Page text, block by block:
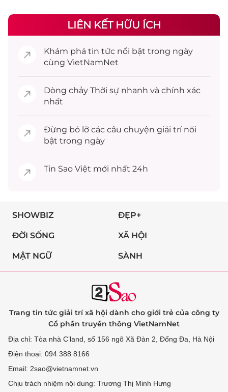
LIÊN KẾT HỮU ÍCH
Khám phá tin tức nổi bật trong ngày
cùng VietNamNet
Dòng chảy Thời sự nhanh và chính xác
nhất
Đừng bỏ lỡ các câu chuyện giải trínổi
bật trong ngày
Tin Sao Việt mới nhất 24h
SHOWBIZ ĐẸP+
ĐỜI SỐNG XÃ HỘI
MẬT NGỮ SÀNH
Trang tin tức giải trí xã hội dành cho giới trẻ của công ty
Cổ phần truyền thông VietNamNet
Địa chỉ: Tòa nhà C’land, số 156 ngõ Xã Đàn 2, Đống Đa, Hà Nội
Điện thoại: 094 388 8166
Email: 2sao@vietnamnet.vn
Chịu trách nhiệm nội dung: Trương Thị Minh Hưng